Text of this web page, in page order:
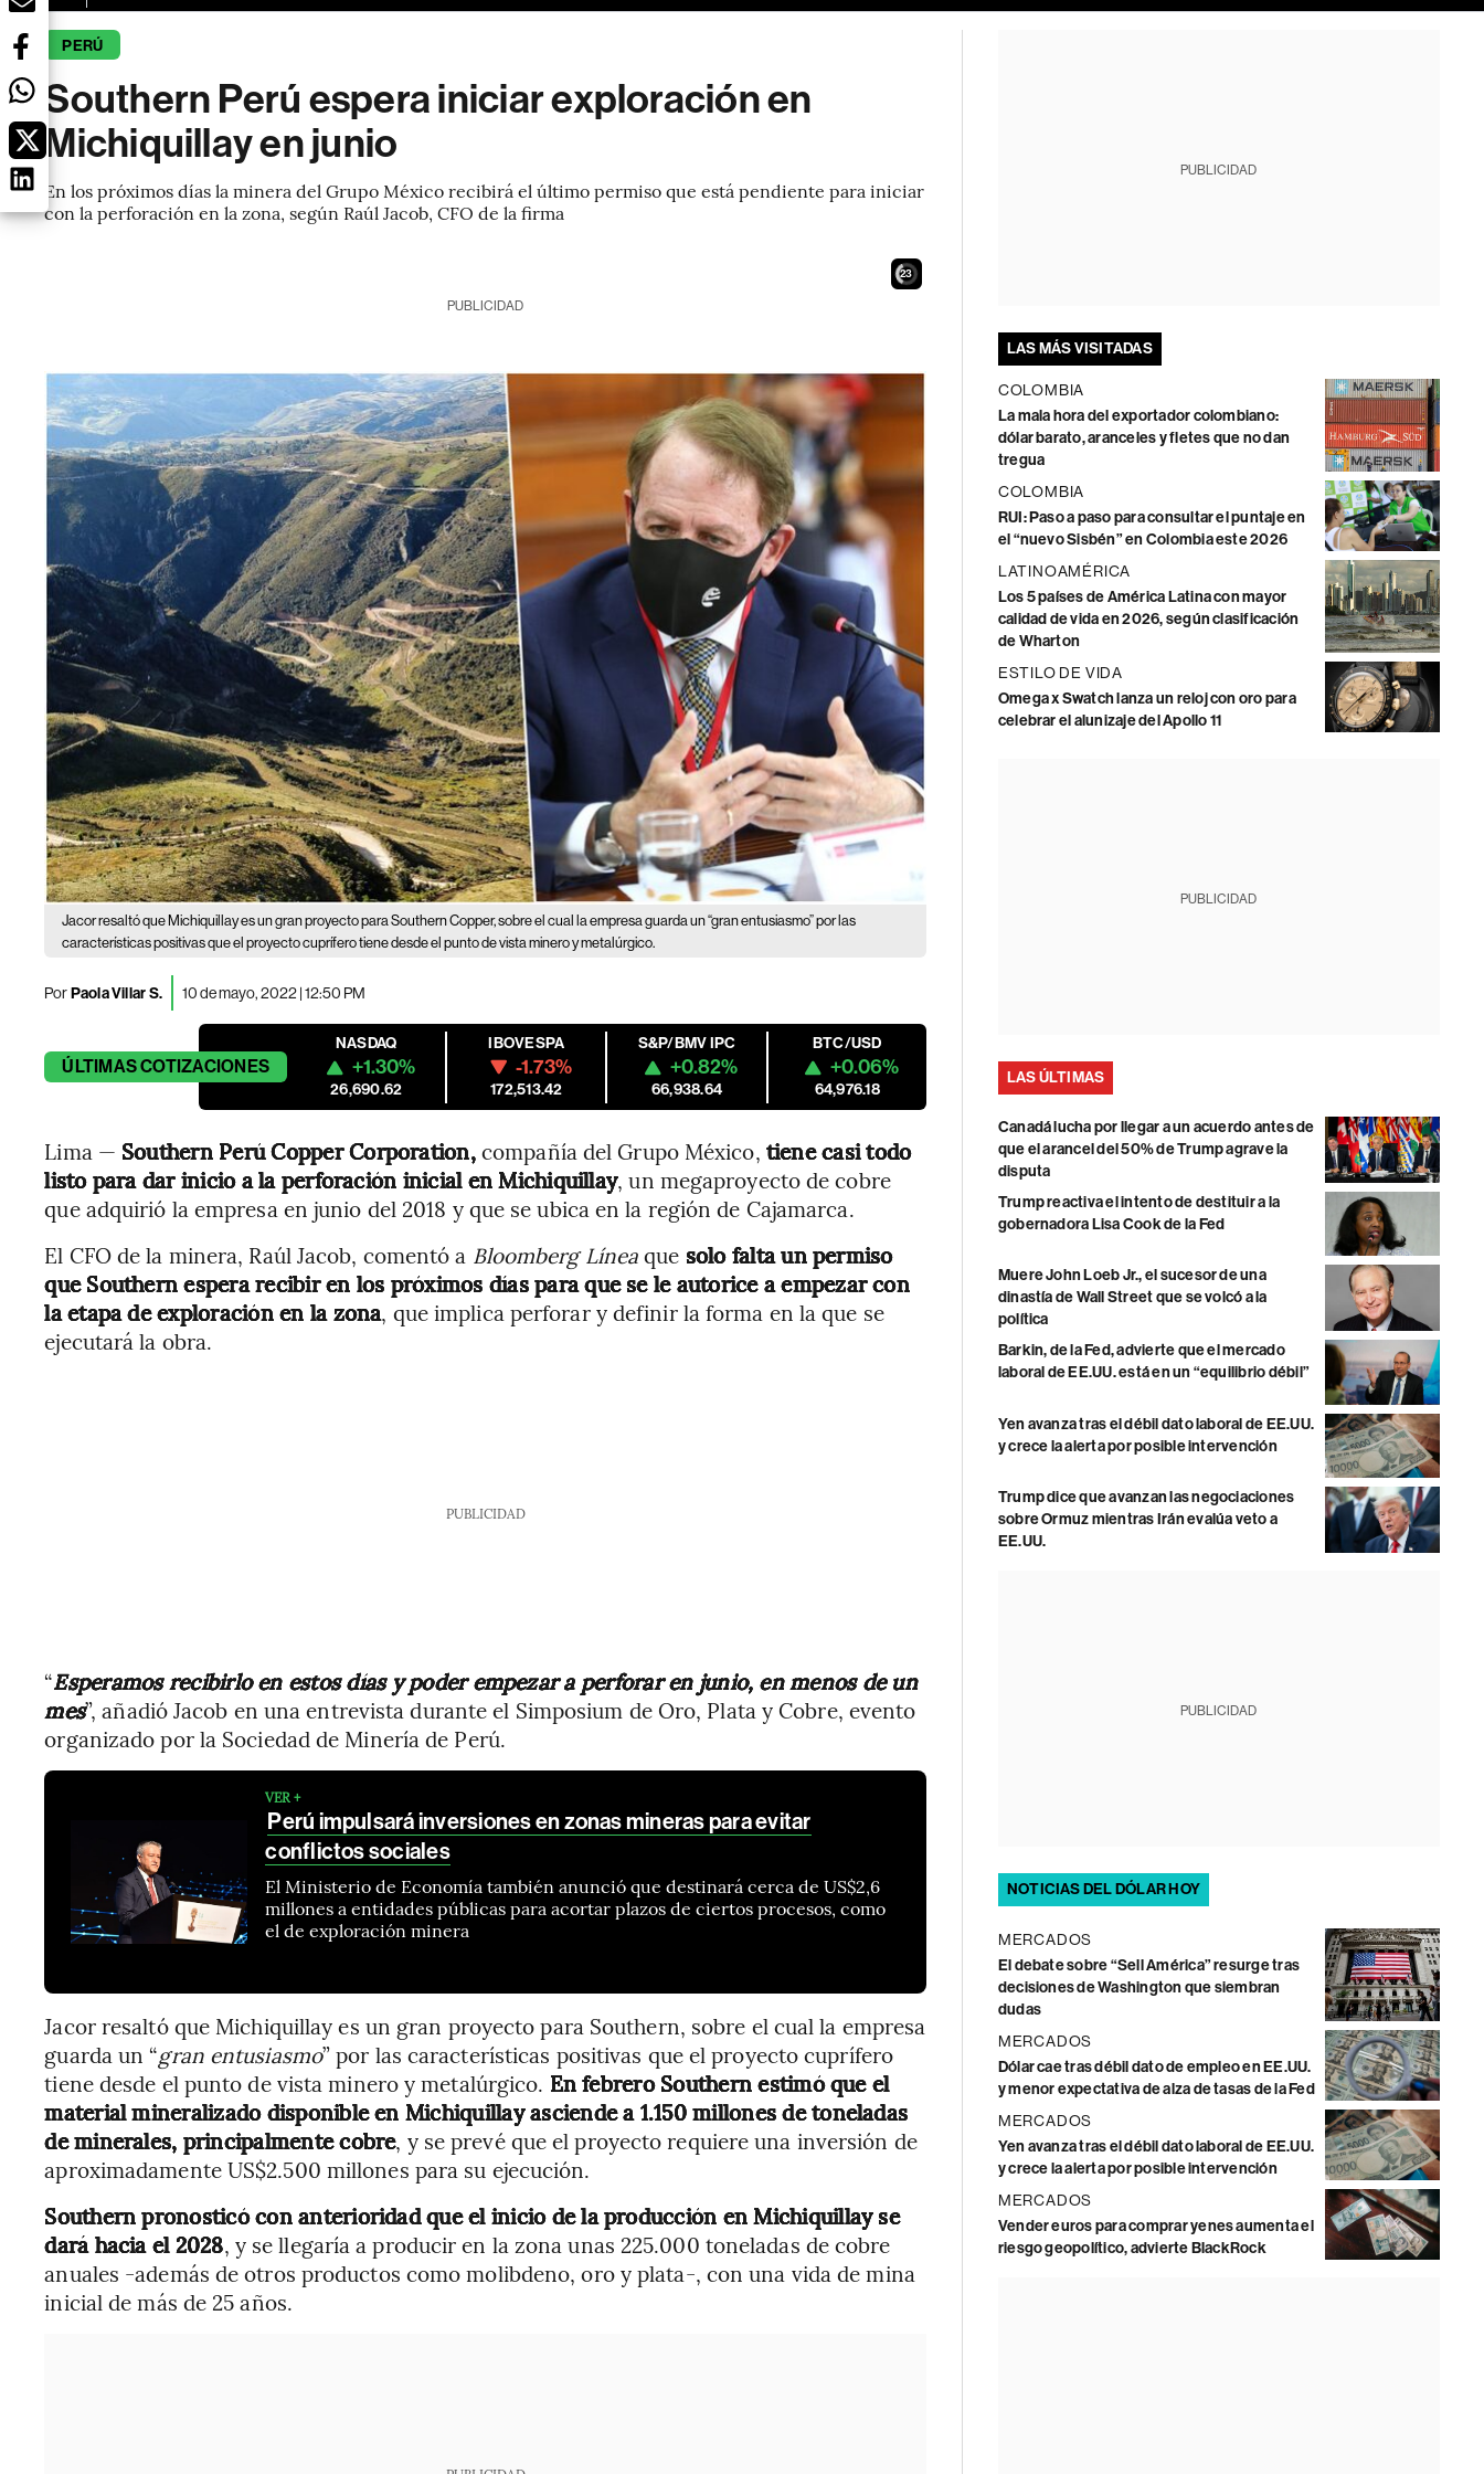
PERÚ
Southern Perú espera iniciar exploración en
Michiquillay en junio
En los próximos días la minera del Grupo México recibirá el último permiso que está pendiente para iniciar
con la perforación en la zona, según Raúl Jacob, CFO de la firma
22
PUBLICIDAD
Jacor resaltó que Michiquillay es un gran proyecto para Southern Copper, sobre el cual la empresa guarda un “gran entusiasmo” por las
características positivas que el proyecto cuprífero tiene desde el punto de vista minero y metalúrgico.
PorPaola Villar S. 10 de mayo, 2022 | 12:50 PM
ÚLTIMASCOTIZACIONES
NASDAQ
+1.30%
26,690.62
IBOVESPA
-1.73%
172,513.42
S&P/BMV IPC
+0.82%
66,938.64
BTC/USD
+0.06%
64,976.18
Lima — Southern Perú Copper Corporation,compañía del Grupo México, tiene casi todo
listo para dar inicio a la perforación inicial en Michiquillay, un megaproyecto de cobre
que adquirió la empresa en junio del 2018 y que se ubica en la región de Cajamarca.
El CFO de la minera, Raúl Jacob, comentó a Bloomberg Líneaque solo falta un permiso
que Southern espera recibir en los próximos días para que se le autorice a empezar con
la etapa de exploración en la zona, que implica perforar y definir la forma en la que se
ejecutará la obra.
PUBLICIDAD
“Esperamos recibirlo en estos días y poder empezar a perforar en junio, en menos de un
mes”, añadió Jacob en una entrevista durante el Simposium de Oro, Plata y Cobre, evento
organizado por la Sociedad de Minería de Perú.
VER +
Perú impulsará inversiones en zonas mineras para evitar
conflictos sociales
El Ministerio de Economía también anunció que destinará cerca de US$2,6
millones a entidades públicas para acortar plazos de ciertos procesos, como
el de exploración minera
Jacor resaltó que Michiquillay es un gran proyecto para Southern, sobre el cual la empresa
guarda un “gran entusiasmo” por las características positivas que el proyecto cuprífero
tiene desde el punto de vista minero y metalúrgico. En febrero Southern estimó que el
material mineralizado disponible en Michiquillay asciende a 1.150 millones de toneladas
de minerales, principalmente cobre, y se prevé que el proyecto requiere una inversión de
aproximadamente US$2.500 millones para su ejecución.
Southern pronosticó con anterioridad que el inicio de la producción en Michiquillay se
dará hacia el 2028, y se llegaría a producir en la zona unas 225.000 toneladas de cobre
anuales -además de otros productos como molibdeno, oro y plata-, con una vida de mina
inicial de más de 25 años.
PUBLICIDAD
LAS MÁS VISITADAS
COLOMBIA
La mala hora del exportador colombiano:
dólar barato, aranceles y fletes que no dan
tregua
COLOMBIA
RUI: Paso a paso para consultar el puntaje en
el “nuevo Sisbén” en Colombia este 2026
LATINOAMÉRICA
Los 5 países de América Latina con mayor
calidad de vida en 2026, según clasificación
de Wharton
ESTILO DE VIDA
Omega x Swatch lanza un reloj con oro para
celebrar el alunizaje del Apollo 11
PUBLICIDAD
LAS ÚLTIMAS
Canadá lucha por llegar a un acuerdo antes de
que el arancel del 50% de Trump agrave la
disputa
Trump reactiva el intento de destituir a la
gobernadora Lisa Cook de la Fed
Muere John Loeb Jr., el sucesor de una
dinastía de Wall Street que se volcó a la
política
Barkin, de la Fed, advierte que el mercado
laboral de EE.UU. está en un “equilibrio débil”
Yen avanza tras el débil dato laboral de EE.UU.
y crece la alerta por posible intervención
Trump dice que avanzan las negociaciones
sobre Ormuz mientras Irán evalúa veto a
EE.UU.
PUBLICIDAD
NOTICIAS DEL DÓLAR HOY
MERCADOS
El debate sobre “Sell América” resurge tras
decisiones de Washington que siembran
dudas
MERCADOS
Dólar cae tras débil dato de empleo en EE.UU.
y menor expectativa de alza de tasas de la Fed
MERCADOS
Yen avanza tras el débil dato laboral de EE.UU.
y crece la alerta por posible intervención
MERCADOS
Vender euros para comprar yenes aumenta el
riesgo geopolítico, advierte BlackRock